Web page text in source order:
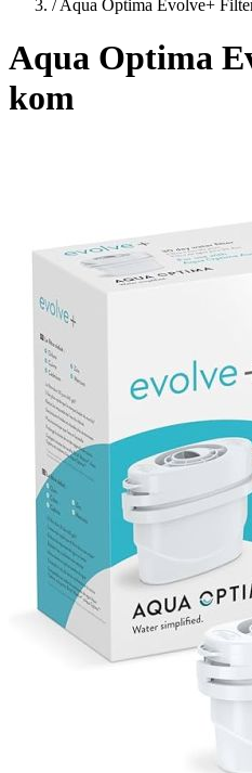
/ Aqua Optima Evolve+
Aqua Optima
kom